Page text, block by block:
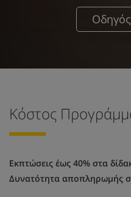
Κόστος
Εκπτώσεις έως 40% στα
Δυνατότητα αποπληρωμής